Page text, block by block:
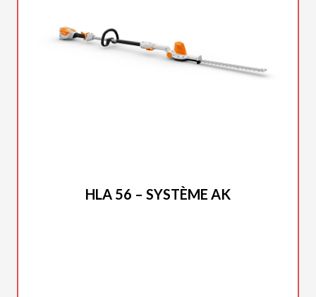
HLA 56 – SYSTÈME AK